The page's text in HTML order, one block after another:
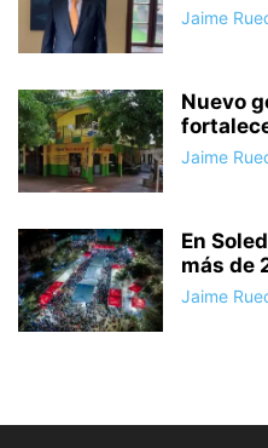
Jaime
Nuevo
Jaime
En
más de
Jaime